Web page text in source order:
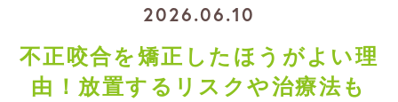
2026.06.10
不正咬合を矯正したほうがよい理
由！放置するリスクや治療法も